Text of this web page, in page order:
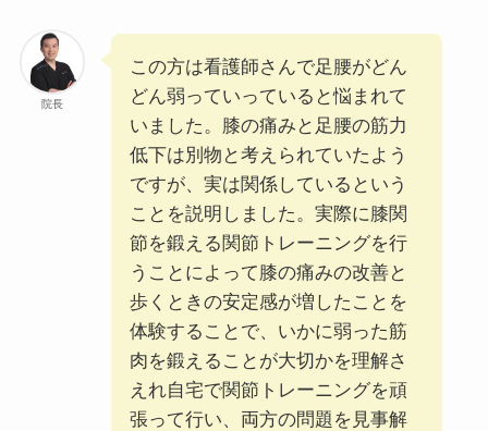
院長
この方は看護師さんで足腰がどん
どん弱っていっていると悩まれて
いました。膝の痛みと足腰の筋力
低下は別物と考えられていたよう
ですが、実は関係しているという
ことを説明しました。実際に膝関
節を鍛える関節トレーニングを行
うことによって膝の痛みの改善と
歩くときの安定感が増したことを
体験することで、いかに弱った筋
肉を鍛えることが大切かを理解さ
えれ自宅で関節トレーニングを頑
張って行い、両方の問題を見事解